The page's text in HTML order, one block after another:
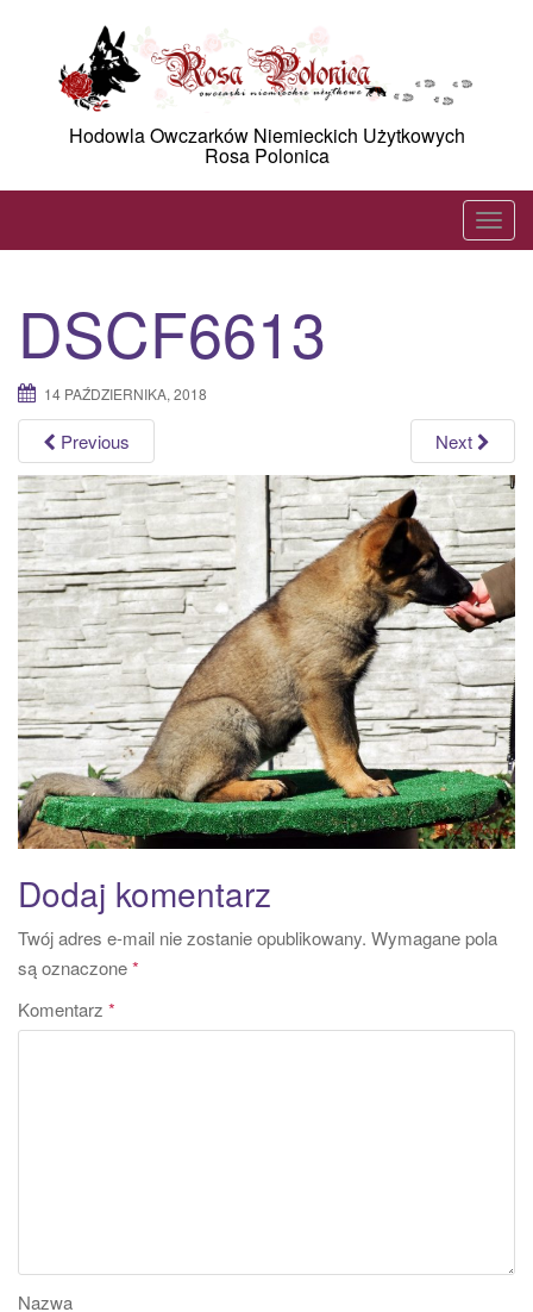
Hodowla Owczarków Niemieckich Użytkowych
Rosa Polonica
T
o
v
i
g
a
t
i
o
n
DSCF6613
14 PAŹDZIERNIKA, 2018
Previous Next
Dodaj komentarz
Twój adres e-mail nie zostanie opublikowany. Wymagane pola
są oznaczone*
Komentarz *
Nazwa